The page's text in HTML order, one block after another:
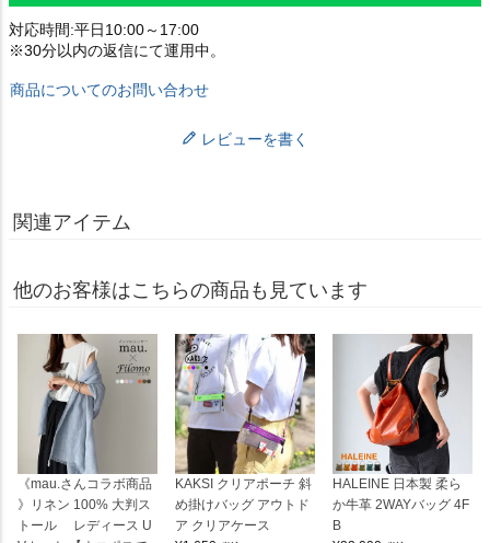
対応時間:平日10:00～17:00
※30分以内の返信にて運用中。
商品についてのお問い合わせ
レビューを書く
関連アイテム
他のお客様はこちらの商品も見ています
《mau.さんコラボ商品
》リネン 100% 大判ス
トール レディース U
KAKSI クリアポーチ 斜
め掛けバッグ アウトド
ア クリアケース
HALEINE 日本製 柔ら
か牛革 2WAYバッグ 4F
B